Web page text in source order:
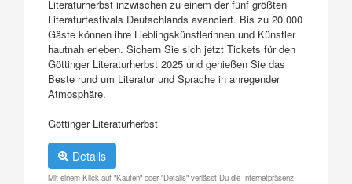
Literaturherbst inzwischen zu einem der fünf größten
Literaturfestivals Deutschlands avanciert. Bis zu 20.000
Gäste können ihre Lieblingskünstlerinnen und Künstler
hautnah erleben. Sichern Sie sich jetzt Tickets für den
Göttinger Literaturherbst 2025 und genießen Sie das
Beste rund um Literatur und Sprache in anregender
Atmosphäre.
Göttinger Literaturherbst
Details
Mit einem Klick auf "Kaufen" oder "Details" verlässt Du die Internetpräsenz